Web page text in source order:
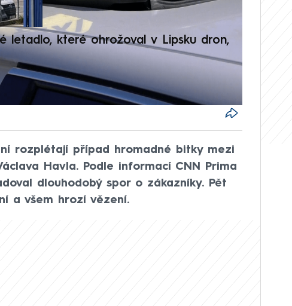
letadlo, které ohrožoval v Lipsku dron,
rozplétají případ hromadné bitky mezi
Havla. Podle informací CNN Prima
dlouhodobý spor o zákazníky. Pět
a všem hrozí vězení.